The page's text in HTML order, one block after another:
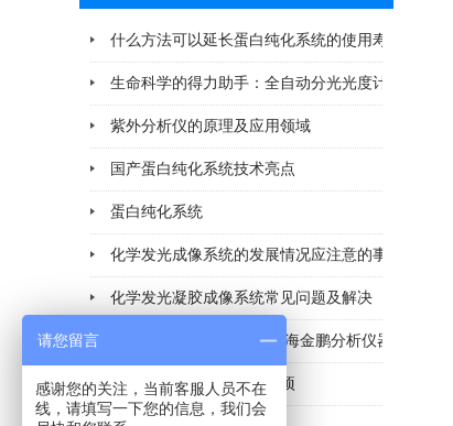
什么方法可以延长蛋白纯化系统的使用寿命
2026-06-25
紫外分析仪的原理及应用领域
国产蛋白纯化系统技术亮点
蛋白纯化系统
2026-02-11
化学发光成像系统的发展情况应注意的事项
2026-02-11
化学发光凝胶成像系统常见问题及解决
2026-02-06
化学发光成像系统厂家 上海金鹏分析仪器
化学发光成像系统注意事项
请您留言
感谢您的关注，当前客服人员不在
线，请填写一下您的信息，我们会